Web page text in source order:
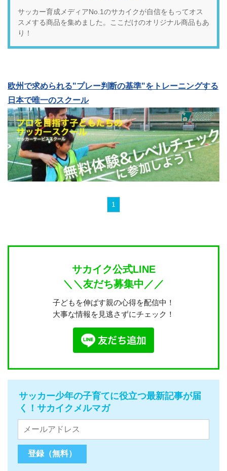
サッカー育成メディアNo.1のサカイクが自信をもってオス
スメする商品を集めました。ここだけのオリジナル商品もあ
り！
欧州で求められる"プレー判断の基準"をトレーニングする
日本で唯一のスクール
1
サカイク公式LINE
＼＼友だち募集中／／
子どもを伸ばす親の心得を配信中！
大事な情報を見逃さずにチェック！
サッカー少年の子育てに役立つ最新記事が届
く！サカイクメルマガ